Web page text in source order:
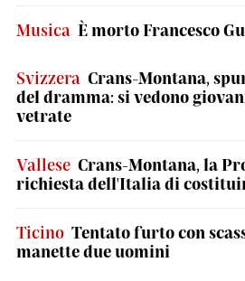
Musica È morto Francesco
Svizzera Crans-Montana,
del dramma: si vedono
vetrate
Vallese Crans-Montana, la
richiesta dell'Italia di
Ticino Tentato furto con
manette due uomini